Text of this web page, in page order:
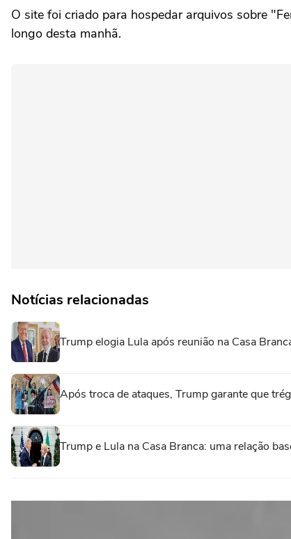
O site foi criado para hospedar arquivos sobre
longo desta manhã.
Notícias relacionadas
Trump elogia Lula após reunião na Casa
Após troca de ataques, Trump garante que
Trump e Lula na Casa Branca: uma relação